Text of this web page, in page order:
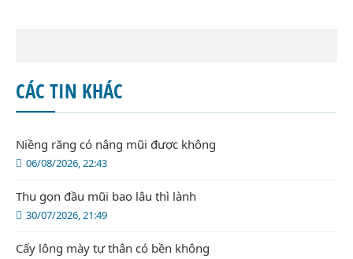
CÁC TIN KHÁC
06/08/2026, 22:43
Niềng răng có nâng mũi được không
30/07/2026, 21:49
Thu gọn đầu mũi bao lâu thì lành
Cấy lông mày tự thân có bền không